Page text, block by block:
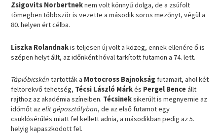
Zsigovits Norbertneknem volt könnyű dolga, de a zsúfolt
tömegben többször is vezette a második soros mezőnyt, végül a
80. helyen ért célba.
Liszka Rolandnakis teljesen új volt a közeg, ennek ellenére ő is
szépen helyt állt, az időnként hóval tarkított futamon a 74. lett.
Tápióbicskéntartották a Motocross Bajnokság futamait, ahol két
feltörekvő tehetség, Técsi László Márkés Pergel Benceállt
rajthoz az akadémia színeiben. Técsineksikerült is megnyernie az
időmőt azelit géposztályban, de az első futamot egy
csuklósérülés miatt fel kellett adnia, a másodikban pedig az 5.
helyig kapaszkodott fel.